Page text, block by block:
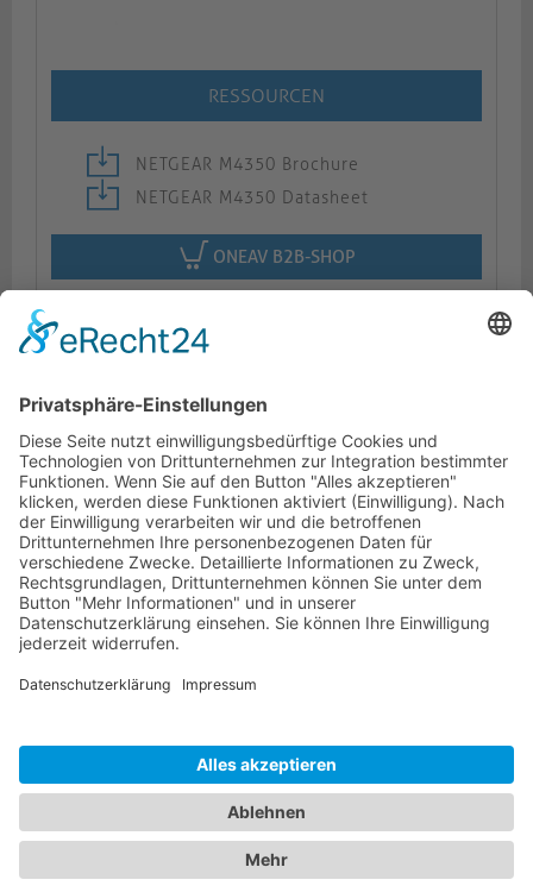
RESSOURCEN
NETGEAR M4350 Brochure
NETGEAR M4350 Datasheet
ONEAV B2B-SHOP
Beschreibung
Dokumente
HOTLINE
PURELINK.DE
MARKEN